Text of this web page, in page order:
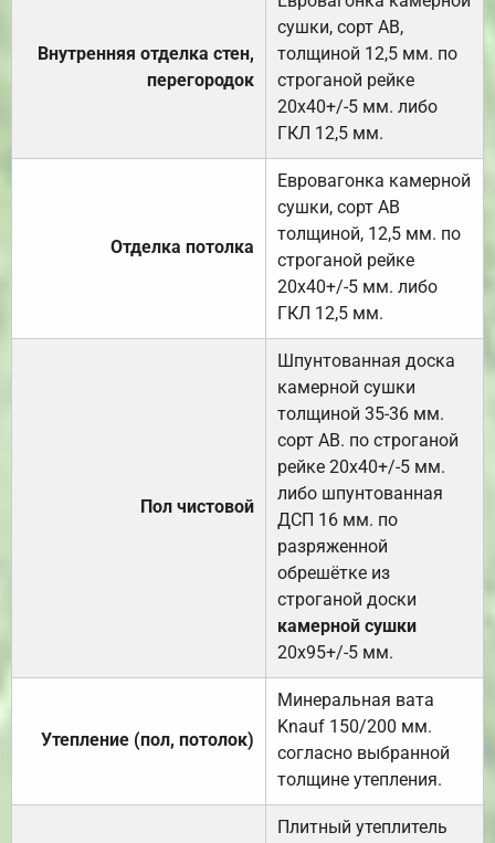
Внутренняя отделка стен,
перегородок
сушки, сорт АВ,
толщиной 12,5 мм. по
строганой рейке
20х40+/-5 мм. либо
ГКЛ 12,5 мм.
Отделка потолка
Евровагонка камерной
сушки, сорт АВ
толщиной, 12,5 мм. по
строганой рейке
20х40+/-5 мм. либо
ГКЛ 12,5 мм.
Пол чистовой
Шпунтованная доска
камерной сушки
толщиной 35-36 мм.
сорт АВ. по строганой
рейке 20х40+/-5 мм.
либо шпунтованная
ДСП 16 мм. по
разряженной
обрешётке из
строганой доски
камерной сушки
20х95+/-5 мм.
Утепление (пол, потолок)
Минеральная вата
Knauf 150/200 мм.
согласно выбранной
толщине утепления.
Плитный утеплитель